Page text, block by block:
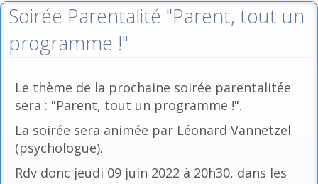
Soirée Parentalité "Parent, tout un
programme !"
Le thème de la prochaine soirée parentalitée
sera : "Parent, tout un programme !".
La soirée sera animée par Léonard Vannetzel
(psychologue).
Rdv donc jeudi 09 juin 2022 à 20h30, dans les